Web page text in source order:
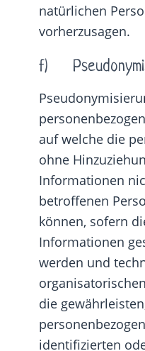
natürlichen
vorherzusagen.
f)
auf welche die
ohne
Informationen
betroffenen
können, sofern
Informationen
werden und
die
identifizierten